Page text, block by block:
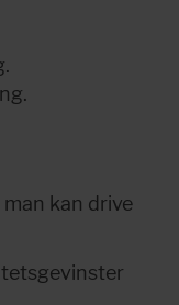
kan drive